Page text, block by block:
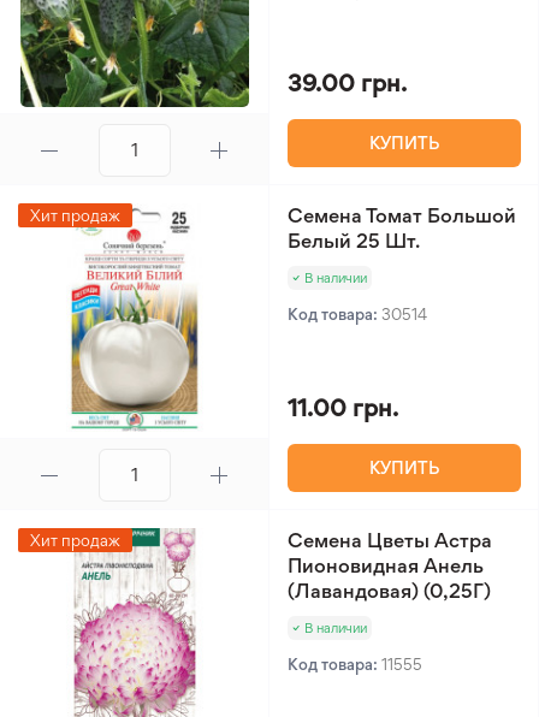
39.00 грн.
КУПИТЬ
Хит продаж
Семена Томат Большой
Белый 25 Шт.
В наличии
Код товара: 30514
11.00 грн.
КУПИТЬ
Хит продаж
Семена Цветы Астра
Пионовидная Анель
(Лавандовая) (0,25Г)
В наличии
Код товара: 11555